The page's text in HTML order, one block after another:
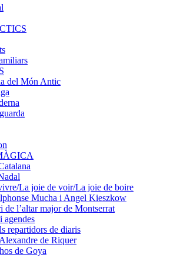
del Món Antic
La joie de voir/La joie de boire
Mucha i Angel Kieszkow
de l’altar major de Montserrat
agendes
repartidors de diaris
de Riquer
de Goya